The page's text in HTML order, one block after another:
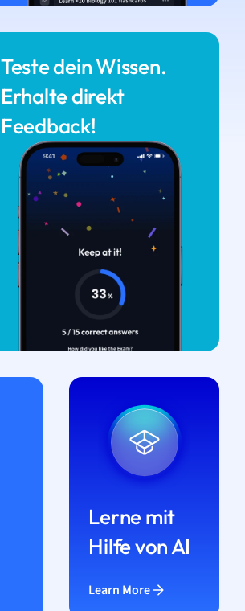
Teste dein Wissen.
Erhalte direkt
Feedback!
Lerne mit
Hilfe von AI
Learn More